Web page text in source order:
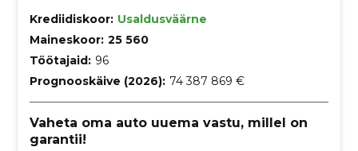
Krediidiskoor: Usaldusväärne
Maineskoor: 25 560
Töötajaid: 96
Prognooskäive (2026): 74 387 869 €
Vaheta oma auto uuema vastu, millel on
garantii!